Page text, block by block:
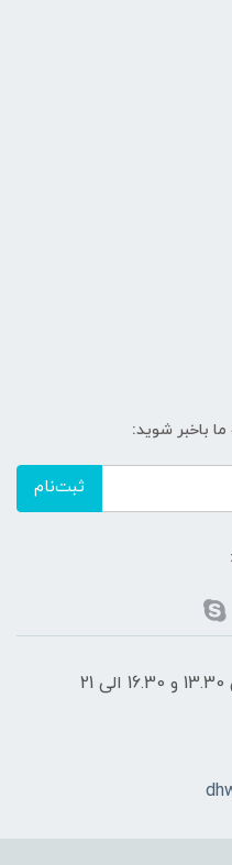
باخبر شوید:
ثبت‌نام
شنبه تا پنج‌شنبه ساعت 7.30 الی 13.30 و 16.30 الی 21